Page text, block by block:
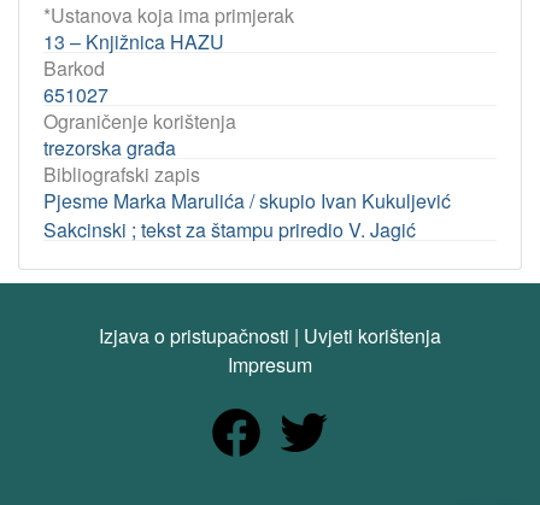
*Ustanova koja ima primjerak
13 – Knjižnica HAZU
Barkod
651027
Ograničenje korištenja
trezorska građa
Bibliografski zapis
Pjesme Marka Marulića / skupio Ivan Kukuljević
Sakcinski ; tekst za štampu priredio V. Jagić
Izjava o pristupačnosti | Uvjeti korištenja
Impresum